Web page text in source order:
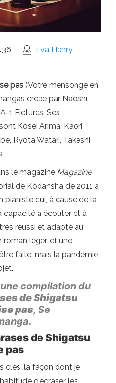
Eva Henry
pas (Votre mensonge en
créée par Naoshi
1 Pictures. Ses
Kōsei Arima, Kaori
Ryōta Watari, Takeshi
le magazine Magazine
de Kōdansha de 2011 à
pianiste qui, à cause de la
capacité à écouter et à
réussi et adapté au
roman léger, et une
faite, mais la pandémie
compilation du
de Shigatsu
pas, Se
de Shigatsu
pas
clés, la façon dont je
d'écraser les